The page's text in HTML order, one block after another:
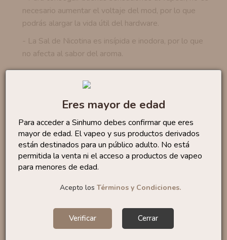
Eres mayor de edad
Para acceder a Sinhumo debes confirmar que eres
mayor de edad. El vapeo y sus productos derivados
están destinados para un público adulto. No está
permitida la venta ni el acceso a productos de vapeo
para menores de edad.
Acepto los Términos y Condiciones.
Verificar Cerrar
necesario aumentar el voltaje del mod, por lo que
podrás alargar la vida útil del hardware.
- La Sal de Nicotina es insípida e inodora, por lo que
no afecta al sabor del aroma.
No te quedes sin...
Sales Lemon Tart 10ml
By...
6 ,50 €
Sales Bubble Gum 10ml